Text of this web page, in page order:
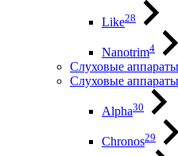
Like28
Nanotrim4
Слуховые
Слуховые
Alpha30
Chronos29